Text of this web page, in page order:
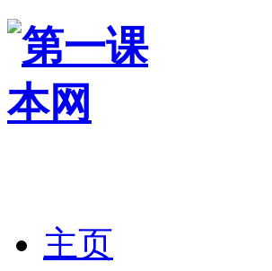
主页